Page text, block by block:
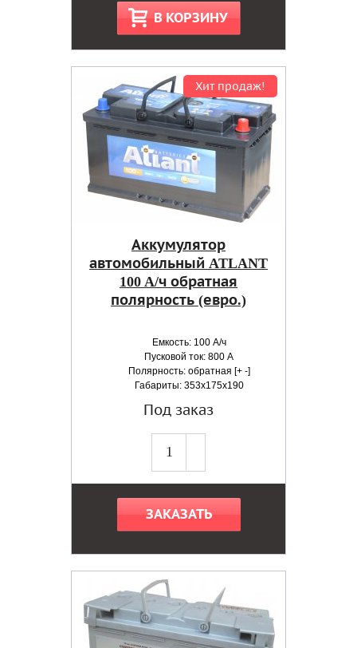
В КОРЗИНУ
Хит продаж!
Аккумулятор
автомобильный ATLANT
100 A/ч обратная
полярность (евро.)
Емкость: 100 А/ч
Пусковой ток: 800 А
Полярность: обратная [+ -]
Габариты: 353x175x190
Под заказ
ЗАКАЗАТЬ